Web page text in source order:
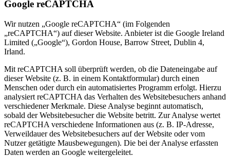
Google reCAPTCHA
Wir nutzen „Google reCAPTCHA“ (im Folgenden
„reCAPTCHA“) auf dieser Website. Anbieter ist die Google Ireland
Limited („Google“), Gordon House, Barrow Street, Dublin 4,
Irland.
Mit reCAPTCHA soll überprüft werden, ob die Dateneingabe auf
dieser Website (z. B. in einem Kontaktformular) durch einen
Menschen oder durch ein automatisiertes Programm erfolgt. Hierzu
analysiert reCAPTCHA das Verhalten des Websitebesuchers anhand
verschiedener Merkmale. Diese Analyse beginnt automatisch,
sobald der Websitebesucher die Website betritt. Zur Analyse wertet
reCAPTCHA verschiedene Informationen aus (z. B. IP-Adresse,
Verweildauer des Websitebesuchers auf der Website oder vom
Nutzer getätigte Mausbewegungen). Die bei der Analyse erfassten
Daten werden an Google weitergeleitet.